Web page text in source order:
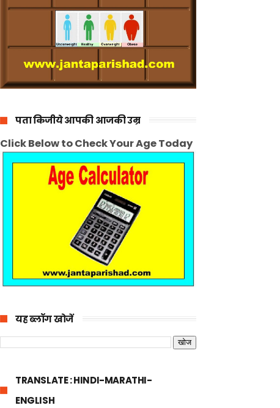
पता किजीये आपकी आजकी उम्र
Click Below to Check Your Age Today
यह ब्लॉग खोजें
TRANSLATE : HINDI-MARATHI-
ENGLISH